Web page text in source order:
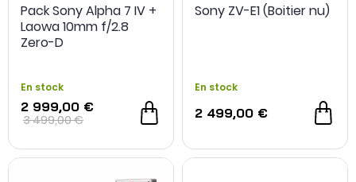
Pack Sony Alpha 7 IV +
Laowa 10mm f/2.8
Zero-D
En stock
2 999,00 €
3 499,00 €
Sony ZV-E1 (Boitier nu)
En stock
2 499,00 €